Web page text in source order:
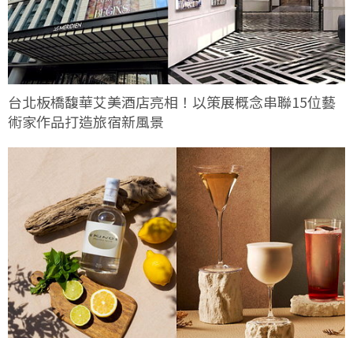
台北板橋馥華艾美酒店亮相！以策展概念串聯15位藝
術家作品打造旅宿新風景